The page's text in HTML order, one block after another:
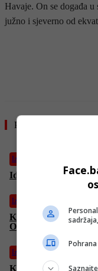
Havaje. On se događa
južno i sjeverno od
Pročitajte još
Izdvojeno
Ideja za ručak –
Izdvojeno
Kako otjerati
Ovo su najefikasnija
Izdvojeno
Koji su prvi simptomi